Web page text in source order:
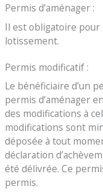
Permis d’aménager :
Il est obligatoire pour
lotissement.
Permis modificatif :
Le bénéficiaire d’un
permis d’aménager
des modifications à
modifications sont
déposée à tout
déclaration
été délivrée. Ce
permis.